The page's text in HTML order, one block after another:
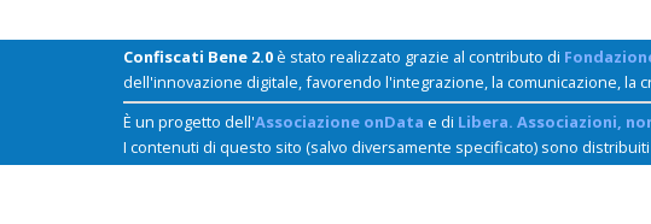
Confiscati Bene 2.0è stato realizzato grazie al contributo di
dell'innovazione digitale, favorendo l'integrazione, la comunicazione, la
È un progetto dell'Associazione onData e di Libera. Associazioni,
I contenuti di questo sito (salvo diversamente specificato) sono distribuiti